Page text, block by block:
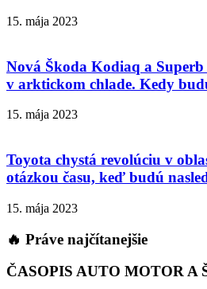
15. mája 2023
Nová Škoda Kodiaq a
v arktickom chlade. Kedy
15. mája 2023
Toyota chystá revolúciu v
otázkou času, keď budú
15. mája 2023
🔥 Práve najčítanejšie
ČASOPIS AUTO MOTOR A